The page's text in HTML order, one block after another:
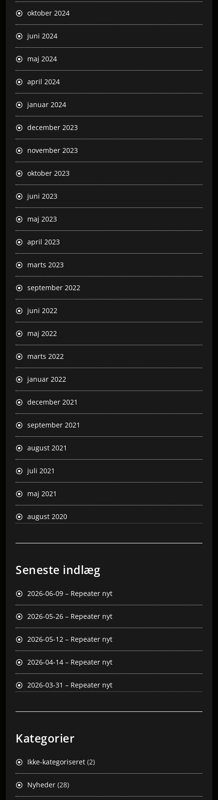
oktober 2024
juni 2024
maj 2024
april 2024
januar 2024
december 2023
november 2023
oktober 2023
juni 2023
maj 2023
april 2023
marts 2023
september 2022
juni 2022
maj 2022
marts 2022
januar 2022
december 2021
september 2021
august 2021
juli 2021
maj 2021
august 2020
Seneste indlæg
2026-06-09 – Repeater nyt
2026-05-26 – Repeater nyt
2026-05-12 – Repeater nyt
2026-04-14 – Repeater nyt
2026-03-31 – Repeater nyt
Kategorier
Ikke-kategoriseret (2)
Nyheder (28)